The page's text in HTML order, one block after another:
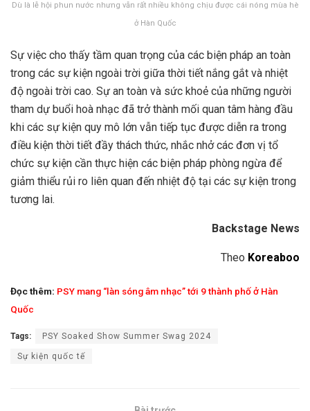
Dù là lễ hội phun nước nhưng vẫn rất nhiều không chịu được cái nóng mùa hè
ở Hàn Quốc
Sự việc cho thấy tầm quan trọng của các biện pháp an toàn
trong các sự kiện ngoài trời giữa thời tiết nắng gắt và nhiệt
độ ngoài trời cao. Sự an toàn và sức khoẻ của những người
tham dự buổi hoà nhạc đã trở thành mối quan tâm hàng đầu
khi các sự kiện quy mô lớn vẫn tiếp tục được diễn ra trong
điều kiện thời tiết đầy thách thức, nhắc nhở các đơn vị tổ
chức sự kiện cần thực hiện các biện pháp phòng ngừa để
giảm thiểu rủi ro liên quan đến nhiệt độ tại các sự kiện trong
tương lai.
Backstage News
Theo Koreaboo
Đọc thêm: PSY mang “làn sóng âm nhạc” tới 9 thành phố ở Hàn
Quốc
Tags: PSY Soaked Show Summer Swag 2024
Sự kiện quốc tế